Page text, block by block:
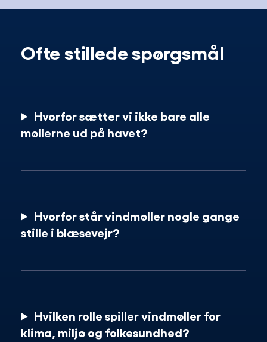
Ofte stillede spørgsmål
Hvorfor sætter vi ikke bare alle
møllerne ud på havet?
Hvorfor står vindmøller nogle gange
stille i blæsevejr?
Hvilken rolle spiller vindmøller for
klima, miljø og folkesundhed?